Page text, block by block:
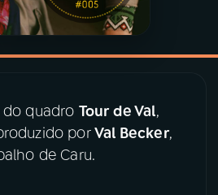
quadro Tour de Val,
porVal Becker,
de Caru.